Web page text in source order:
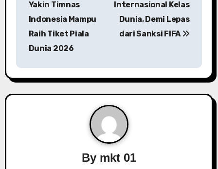
a
v
Yakin Timnas
Indonesia Mampu
Raih Tiket Piala
Dunia 2026
Internasional Kelas
Dunia, Demi Lepas
dari Sanksi FIFA
By mkt 01